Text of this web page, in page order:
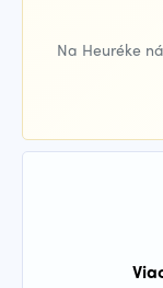
Na Heuréke